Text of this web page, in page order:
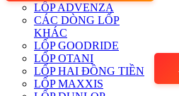
LỐP ADVENZA
CÁC DÒNG LỐP
KHÁC
LỐP GOODRIDE
LỐP OTANI
LỐP HAI ĐỒNG TIỀN
LỐP MAXXIS